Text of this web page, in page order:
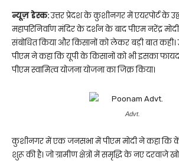
न्यूज़ डेस्क:उत्तर प्रेदश के कुशीनगर में एयरपोर्ट के
महापरिनिर्वाण मंदिर के दर्शन के बाद पीएम नरेंद्र
संबोधित किया और किसानों को लेकर बड़ी बात कही।
पीएम ने कहा कि यूपी के किसानों को भी इसका
पीएम स्वामित्व योजना योजना का जिक्र किया।
Advt.
कुशीनगर में एक जनसभा में पीएम मोदी ने कहा कि
शुरू की है। जो ग्रामीण क्षेत्रों में समृद्धि के नए दरवाजे